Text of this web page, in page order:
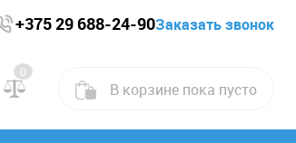
+375 29 688-24-90Заказать звонок
0
В корзине пока пусто